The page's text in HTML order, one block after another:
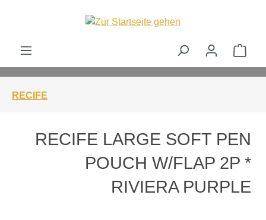
RECIFE
RECIFE LARGE SOFT PEN
POUCH W/FLAP 2P *
RIVIERA PURPLE